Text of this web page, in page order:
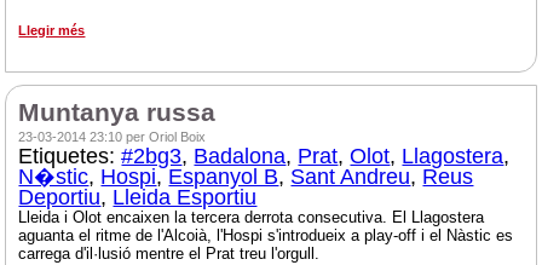
Llegir més
Muntanya russa
23-03-2014 23:10 per Oriol Boix
Etiquetes:#2bg3, Badalona, Prat,Olot, Llagostera,
N�stic, Hospi, Espanyol B, Sant Andreu, Reus
Deportiu, Lleida Esportiu
Lleida i Olot encaixen la tercera derrota consecutiva. El Llagostera
aguanta el ritme de l'Alcoià, l'Hospi s'introdueix a play-off i el Nàstic es
carrega d'il·lusió mentre el Prat treu l'orgull.